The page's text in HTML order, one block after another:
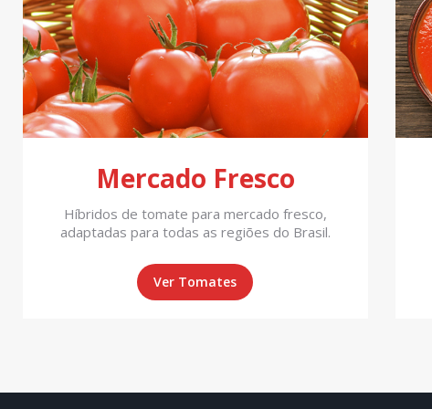
Mercado Fresco
Híbridos de tomate para mercado fresco,
adaptadas para todas as regiões do Brasil.
Ver Tomates